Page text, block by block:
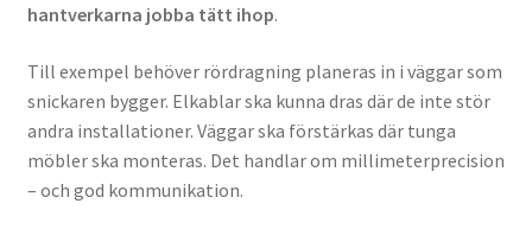
hantverkarna jobba tätt ihop.
Till exempel behöver rördragning planeras in i väggar som
snickaren bygger. Elkablar ska kunna dras där de inte stör
andra installationer. Väggar ska förstärkas där tunga
möbler ska monteras. Det handlar om millimeterprecision
– och god kommunikation.